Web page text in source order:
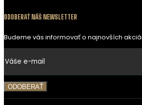
ODOBERAŤ NÁŠ NEWSLETTER
Budeme vás informovať o najnovších